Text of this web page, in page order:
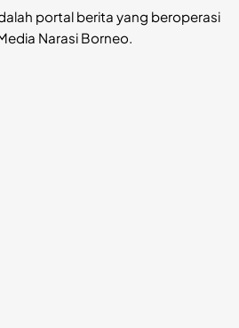
portal berita yang beroperasi
Narasi Borneo.